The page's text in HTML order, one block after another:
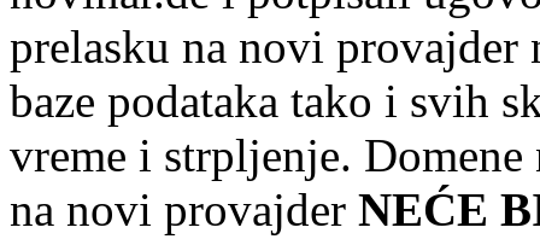
prelasku na novi
baze podataka tako i svih
vreme i strpljenje.
na novi provajder NEĆE